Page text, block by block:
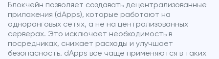
Блокчейн позволяет создавать децентрализованные
приложения (dApps), которые работают на
одноранговых сетях, а не на централизованных
серверах. Это исключает необходимость в
посредниках, снижает расходы и улучшает
безопасность. dApps все чаще применяются в таких